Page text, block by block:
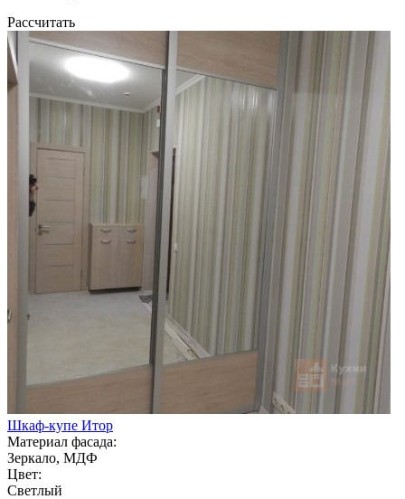
Рассчитать
Шкаф-купе Итор
Материал фасада:
Зеркало, МДФ
Цвет:
Светлый